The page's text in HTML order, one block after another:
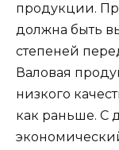
продукции.
должна быть
степеней
Валовая
низкого
как раньше. С